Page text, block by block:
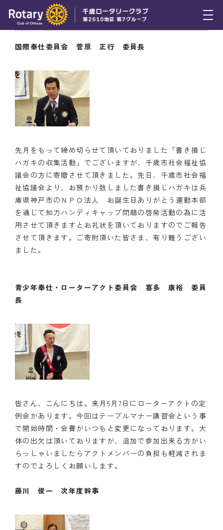
トピックス
活動報告
理事会報告
年間プログラム
木曜会
組織図
クラブのあゆみ
クラブの歴史
記念誌
例会場・事務局の案内
リンク集
情報公開
入会のご案内
4月23日（木） 委員会報告
国際奉仕委員会 菅原 正行 委員長
先月をもって締め切らせて頂いておりました「書き損じ
ハガキの収集活動」でございますが、千歳市社会福祉協
議会の方に寄贈させて頂きました。先日、千歳市社会福
祉協議会より、お預かり致しました書き損じハガキは兵
庫県神戸市のＮＰＯ法人 お誕生日ありがとう運動本部
を通じて知力ハンディキャップ問題の啓発活動の為に活
用させて頂きますとお礼状を頂いておりますのでご報告
させて頂きます。ご寄附頂いた皆さま、有り難うござい
ました。
青少年奉仕・ローターアクト委員会 喜多 康裕 委員
長
皆さん、こんにちは。来月5月7日にローターアクトの定
例会があります。今回はテーブルマナー講習会という事
で開始時間・会費がいつもと変更になっております。大
体の出欠は頂いておりますが、追加で参加出来る方がい
らっしゃいましたらアクトメンバーの負担も軽減されま
すのでよろしくお願いします。
藤川 俊一 次年度幹事